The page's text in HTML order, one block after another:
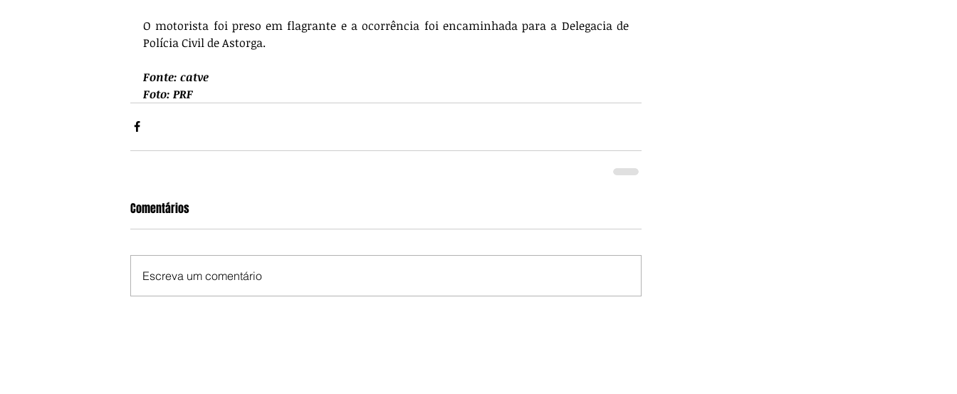
O motorista foi preso em flagrante e a ocorrência foi encaminhada para a Delegacia de
Polícia Civil de Astorga.
Fonte: catve
Foto: PRF
Comentários
Escreva um comentário